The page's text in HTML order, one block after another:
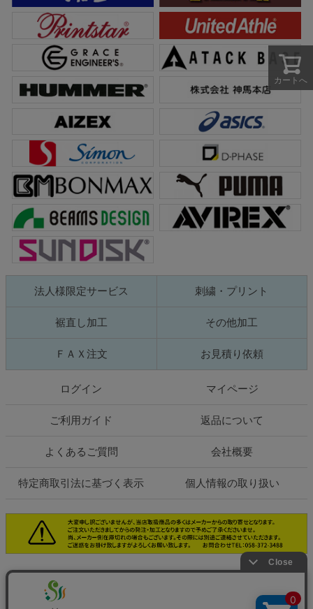
法人様限定サービス 刺繍・プリント
裾直し加工 その他加工
ＦＡＸ注文 お見積り依頼
ログイン マイページ
ご利用ガイド 返品について
よくあるご質問 会社概要
特定商取引法に基づく表示 個人情報の取り扱い
カートへ